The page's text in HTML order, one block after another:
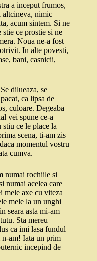
a inceput frumos,
altcineva, nimic
acum sintem. Si ne
ce prostie si ne
Noua ne-a fost
In alte povesti,
bani, casnicii,
dilueaza, se
ca lipsa de
culoare. Degeaba
vei spune ce-a
stiu ce le place la
scena, ti-am zis
momentul vostru
cumva.
numai rochiile si
numai acelea care
mele axe cu viteza
mele la un unghi
seara asta mi-am
Sta mereu
ca imi lasa fundul
am! Iata un prim
incepind de